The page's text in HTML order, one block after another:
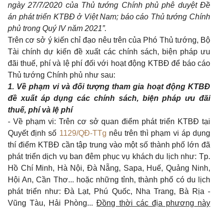
ngày 27/7/2020 của Thủ tướng Chính phủ phê duyệt Đề
án phát triển KTBĐ ở Việt Nam; báo cáo Thủ tướng Chính
phủ trong Quý IV năm 2021”.
Trên cơ sở ý kiến chỉ đạo nêu trên của Phó Thủ tướng, Bộ
Tài chính dự kiến đề xuất các chính sách, biện pháp ưu
đãi thuế, phí và lệ phí đối với hoạt động KTBĐ để báo cáo
Thủ tướng Chính phủ như sau:
1. Về phạm vi và đối tượng tham gia hoạt động KTBĐ
đề xuất áp dụng các chính sách, biện pháp ưu đãi
thuế, phí và lệ phí
- Về phạm vi: Trên cơ sở quan điểm phát triển KTBĐ tại
Quyết định số 1129/QĐ-TTg nêu trên thì phạm vi áp dụng
thí điểm KTBĐ cần tập trung vào một số thành phố lớn đã
phát triển dịch vụ ban đêm phục vụ khách du lịch như: Tp.
Hồ Chí Minh, Hà Nội, Đà Nẵng, Sapa, Huế, Quảng Ninh,
Hội An, Cần Thơ... hoặc những tỉnh, thành phố có du lịch
phát triển như: Đà Lạt, Phú Quốc, Nha Trang, Bà Rịa -
Vũng Tàu, Hải Phòng...Đồng thời các địa phương này